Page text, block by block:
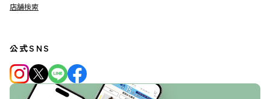
店舗検索
公式SNS